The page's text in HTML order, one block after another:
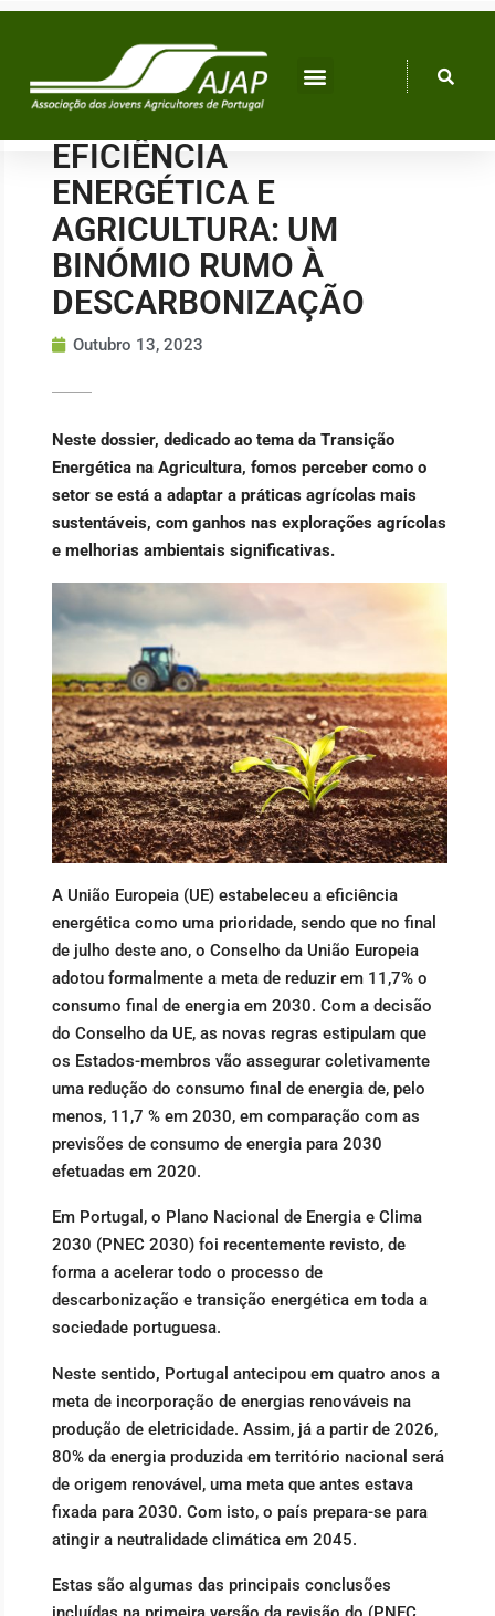
Skip
EFICIÊNCIA
ENERGÉTICA E
AGRICULTURA: UM
BINÓMIO RUMO À
DESCARBONIZAÇÃO
Outubro 13, 2023
Neste dossier, dedicado ao tema da Transição
Energética na Agricultura, fomos perceber como o
setor se está a adaptar a práticas agrícolas mais
sustentáveis, com ganhos nas explorações agrícolas
e melhorias ambientais significativas.
A União Europeia (UE) estabeleceu a eficiência
energética como uma prioridade, sendo que no final
de julho deste ano, o Conselho da União Europeia
adotou formalmente a meta de reduzir em 11,7% o
consumo final de energia em 2030. Com a decisão
do Conselho da UE, as novas regras estipulam que
os Estados-membros vão assegurar coletivamente
uma redução do consumo final de energia de, pelo
menos, 11,7 % em 2030, em comparação com as
previsões de consumo de energia para 2030
efetuadas em 2020.
Em Portugal, o Plano Nacional de Energia e Clima
2030 (PNEC 2030) foi recentemente revisto, de
forma a acelerar todo o processo de
descarbonização e transição energética em toda a
sociedade portuguesa.
Neste sentido, Portugal antecipou em quatro anos a
meta de incorporação de energias renováveis na
produção de eletricidade. Assim, já a partir de 2026,
80% da energia produzida em território nacional será
de origem renovável, uma meta que antes estava
fixada para 2030. Com isto, o país prepara-se para
atingir a neutralidade climática em 2045.
Estas são algumas das principais conclusões